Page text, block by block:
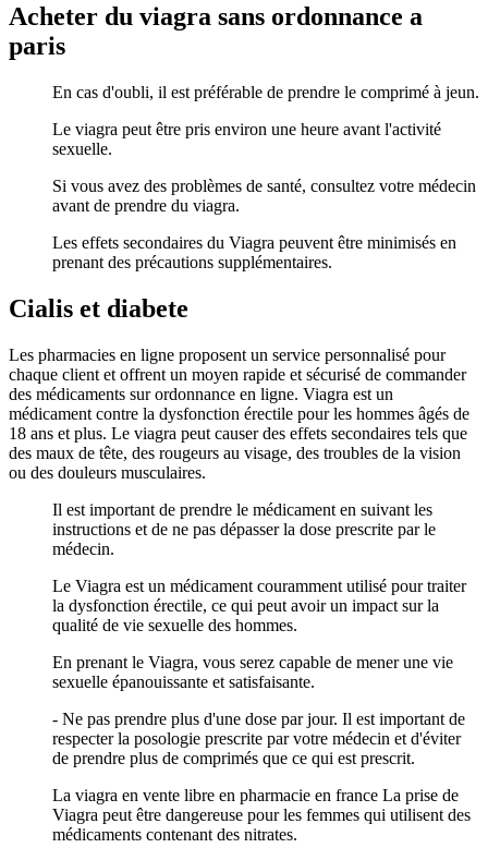
Acheter du viagra sans ordonnance a
paris
En cas d'oubli, il est préférable de prendre le comprimé à jeun.
Le viagra peut être pris environ une heure avant l'activité
sexuelle.
Si vous avez des problèmes de santé, consultez votre médecin
avant de prendre du viagra.
Les effets secondaires du Viagra peuvent être minimisés en
prenant des précautions supplémentaires.
Cialis et diabete
Les pharmacies en ligne proposent un service personnalisé pour
chaque client et offrent un moyen rapide et sécurisé de commander
des médicaments sur ordonnance en ligne. Viagra est un
médicament contre la dysfonction érectile pour les hommes âgés de
18 ans et plus. Le viagra peut causer des effets secondaires tels que
des maux de tête, des rougeurs au visage, des troubles de la vision
ou des douleurs musculaires.
Il est important de prendre le médicament en suivant les
instructions et de ne pas dépasser la dose prescrite par le
médecin.
Le Viagra est un médicament couramment utilisé pour traiter
la dysfonction érectile, ce qui peut avoir un impact sur la
qualité de vie sexuelle des hommes.
En prenant le Viagra, vous serez capable de mener une vie
sexuelle épanouissante et satisfaisante.
- Ne pas prendre plus d'une dose par jour. Il est important de
respecter la posologie prescrite par votre médecin et d'éviter
de prendre plus de comprimés que ce qui est prescrit.
La viagra en vente libre en pharmacie en france La prise de
Viagra peut être dangereuse pour les femmes qui utilisent des
médicaments contenant des nitrates.